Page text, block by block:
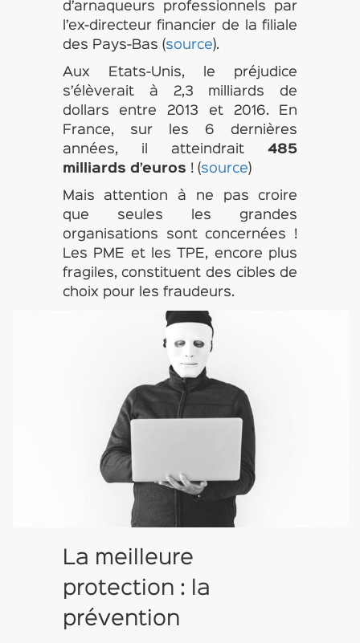
d’arnaqueurs professionnels par
l’ex-directeur financier de la filiale
des Pays-Bas (source).
Aux Etats-Unis, le préjudice
s’élèverait à 2,3 milliards de
dollars entre 2013 et 2016. En
France, sur les 6 dernières
années, il atteindrait485
milliards d’euros ! (source)
Mais attention à ne pas croire
que seules les grandes
organisations sont concernées !
Les PME et les TPE, encore plus
fragiles, constituent des cibles de
choix pour les fraudeurs.
La meilleure
protection : la
prévention